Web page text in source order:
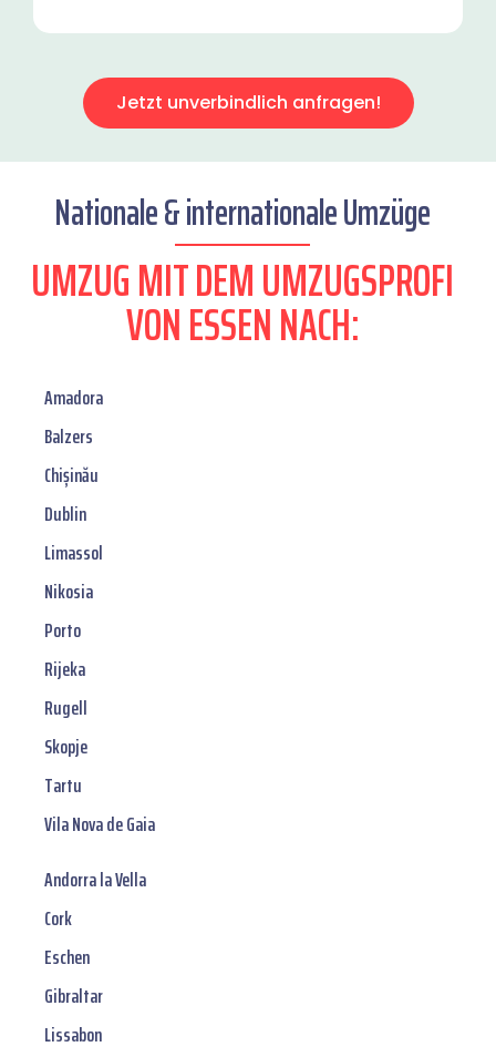
Jetzt unverbindlich anfragen!
Nationale & internationale Umzüge
UMZUG MIT DEM UMZUGSPROFI
VON ESSEN NACH:
Amadora
Balzers
Chișinău
Dublin
Limassol
Nikosia
Porto
Rijeka
Rugell
Skopje
Tartu
Vila Nova de Gaia
Andorra la Vella
Cork
Eschen
Gibraltar
Lissabon